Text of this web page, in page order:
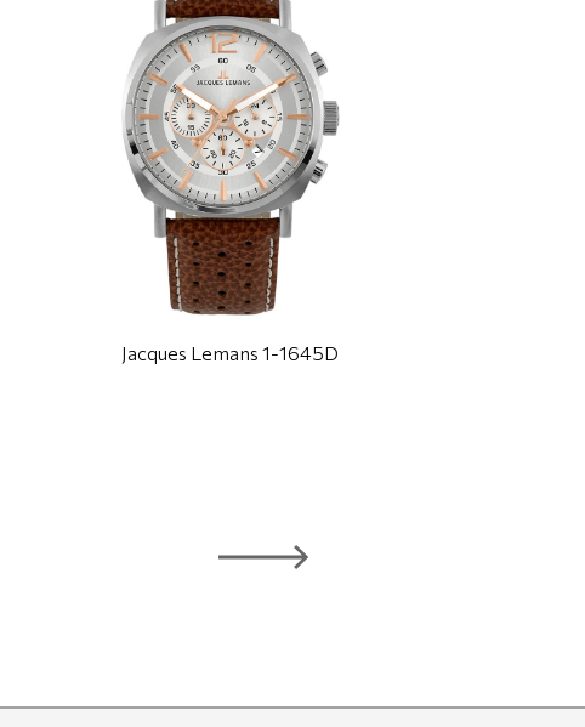
Jacques Lemans 1-1645D